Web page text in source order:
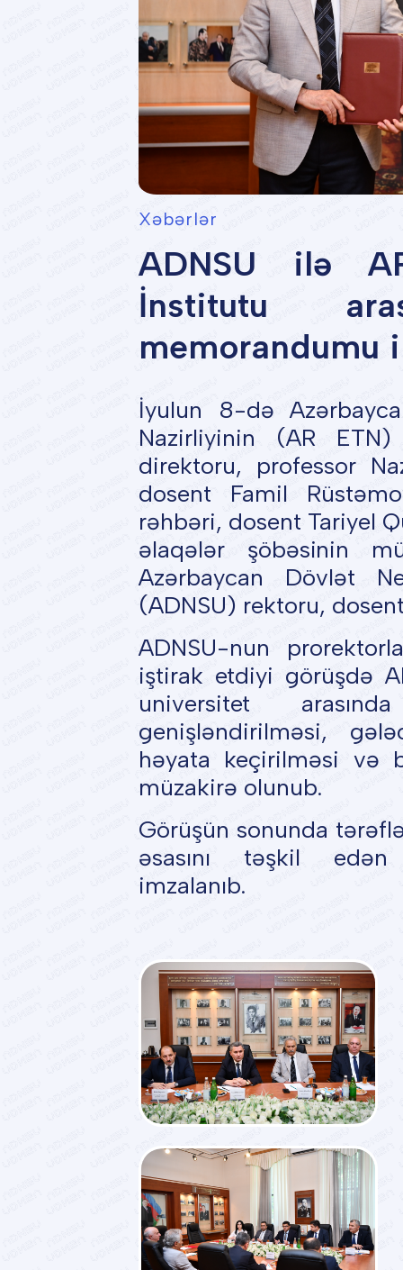
Xəbərlər
ADNSU ilə
İnstitutu
memorandumu
İyulun 8-də
Nazirliyinin (AR
direktoru, professor
dosent Famil
rəhbəri, dosent Tariyel
əlaqələr şöbəsinin
Azərbaycan Dövlət
(ADNSU) rektoru,
ADNSU-nun
iştirak etdiyi görüşdə
universitet
genişləndirilməsi,
həyata keçirilməsi və
müzakirə olunub.
Görüşün sonunda
əsasını təşkil edən
imzalanıb.